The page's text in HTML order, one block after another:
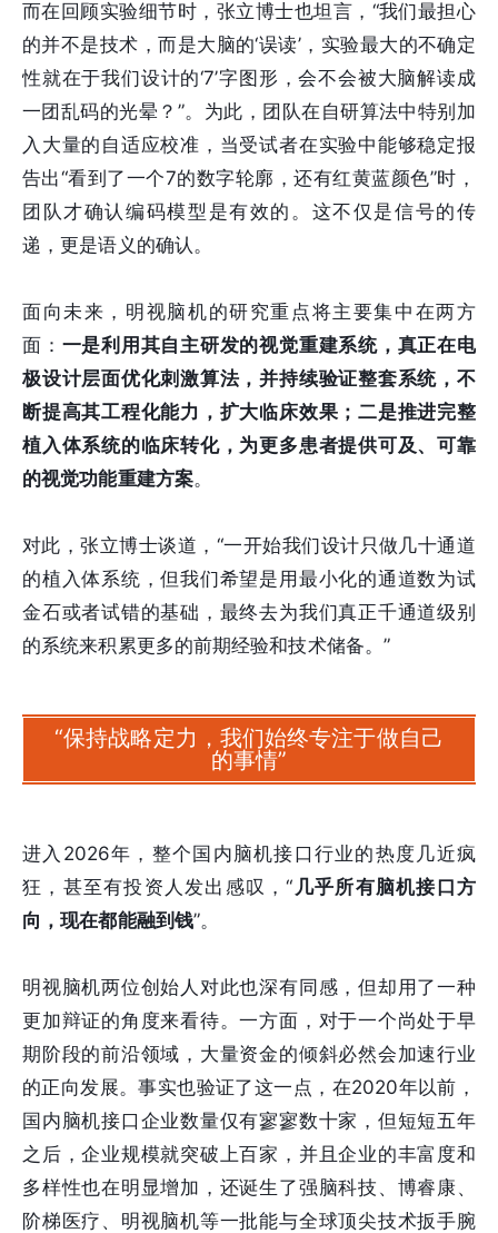
而在回顾实验细节时，张立博士也坦言，“我们最担心
的并不是技术，而是大脑的‘误读’，实验最大的不确定
性就在于我们设计的‘7’字图形，会不会被大脑解读成
一团乱码的光晕？”。为此，团队在自研算法中特别加
入大量的自适应校准，当受试者在实验中能够稳定报
告出“看到了一个7的数字轮廓，还有红黄蓝颜色”时，
团队才确认编码模型是有效的。这不仅是信号的传
递，更是语义的确认。
面向未来，明视脑机的研究重点将主要集中在两方
面： 一是利用其自主研发的视觉重建系统，真正在电
极设计层面优化刺激算法，并持续验证整套系统，不
断提高其工程化能力，扩大临床效果；二是推进完整
植入体系统的临床转化，为更多患者提供可及、可靠
的视觉功能重建方案。
对此，张立博士谈道，“一开始我们设计只做几十通道
的植入体系统，但我们希望是用最小化的通道数为试
金石或者试错的基础，最终去为我们真正千通道级别
的系统来积累更多的前期经验和技术储备。”
“保持战略定力，我们始终专注于做自己
的事情”
进入2026年，整个国内脑机接口行业的热度几近疯
狂，甚至有投资人发出感叹，“ 几乎所有脑机接口方
向，现在都能融到钱”。
明视脑机两位创始人对此也深有同感，但却用了一种
更加辩证的角度来看待。一方面，对于一个尚处于早
期阶段的前沿领域，大量资金的倾斜必然会加速行业
的正向发展。事实也验证了这一点，在2020年以前，
国内脑机接口企业数量仅有寥寥数十家，但短短五年
之后，企业规模就突破上百家，并且企业的丰富度和
多样性也在明显增加，还诞生了强脑科技、博睿康、
阶梯医疗、明视脑机等一批能与全球顶尖技术扳手腕